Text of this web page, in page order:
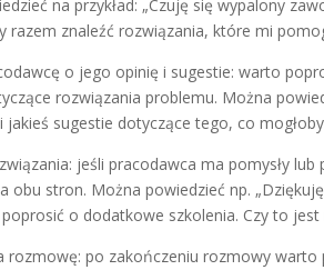
na przykład: „Czuję się wypalony
razem znaleźć rozwiązania, które mi
o jego opinię i sugestie: warto
rozwiązania problemu. Można
jakieś sugestie dotyczące tego, co
jeśli pracodawca ma pomysły
obu stron. Można powiedzieć np.
o dodatkowe szkolenia. Czy to jest
rozmowę: po zakończeniu rozmowy warto